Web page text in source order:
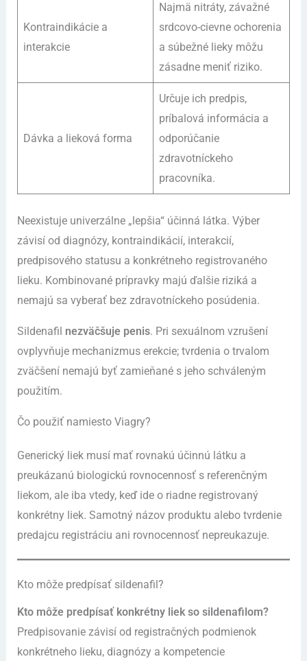
Kontraindikácie a
interakcie
Najmä nitráty, závažné
srdcovo-cievne ochorenia
a súbežné lieky môžu
zásadne meniť riziko.
Dávka a lieková forma
Určuje ich predpis,
príbalová informácia a
odporúčanie
zdravotníckeho
pracovníka.
Neexistuje univerzálne „lepšia“ účinná látka. Výber
závisí od diagnózy, kontraindikácií, interakcií,
predpisového statusu a konkrétneho registrovaného
lieku. Kombinované prípravky majú ďalšie riziká a
nemajú sa vyberať bez zdravotníckeho posúdenia.
Sildenafil nezväčšuje penis. Pri sexuálnom vzrušení
ovplyvňuje mechanizmus erekcie; tvrdenia o trvalom
zväčšení nemajú byť zamieňané s jeho schváleným
použitím.
Čo použiť namiesto Viagry?
Generický liek musí mať rovnakú účinnú látku a
preukázanú biologickú rovnocennosť s referenčným
liekom, ale iba vtedy, keď ide o riadne registrovaný
konkrétny liek. Samotný názov produktu alebo tvrdenie
predajcu registráciu ani rovnocennosť nepreukazuje.
Kto môže predpísať sildenafil?
Kto môže predpísať konkrétny liek so sildenafilom?
Predpisovanie závisí od registračných podmienok
konkrétneho lieku, diagnózy a kompetencie